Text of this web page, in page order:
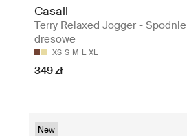
Casall
Terry Relaxed Jogger - Spodnie
dresowe
XS S M L XL
349 zł
New